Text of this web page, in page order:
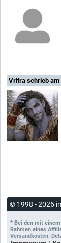
Vritra schrieb am
© 1998 - 2026
* Bei den mit
Rahmen eines
Versandkosten.